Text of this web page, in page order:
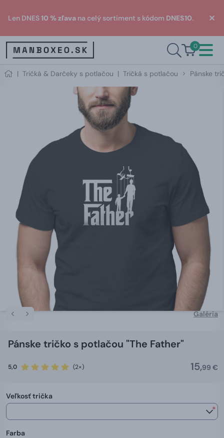
Len DNES10 % zľava na celý sortiment s kódom DNES10.
0
| Tričká & Darčeky s potlačou | Tričká s potlačou Pánske
Galéria
Pánske tričko s potlačou "The Father"
5,0 (2×) 15,99 €
Veľkosť trička
*
Farba